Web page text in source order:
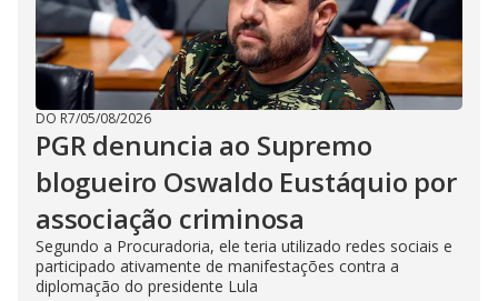
DO R7/05/08/2026
PGR denuncia ao Supremo
blogueiro Oswaldo Eustáquio por
associação criminosa
Segundo a Procuradoria, ele teria utilizado redes sociais e
participado ativamente de manifestações contra a
diplomação do presidente Lula